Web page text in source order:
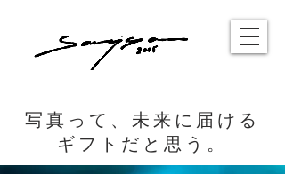
​写真って、未来に届ける
ギフトだと思う。